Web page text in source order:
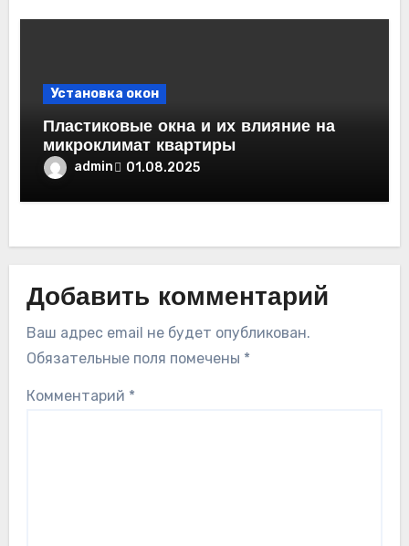
Установка окон
Пластиковые окна и их влияние на
микроклимат квартиры
admin 01.08.2025
Добавить комментарий
Ваш адрес email не будет опубликован.
Обязательные поля помечены *
Комментарий *